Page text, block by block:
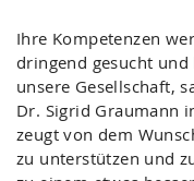
Ihre Kompetenzen
dringend gesucht
unsere Gesellschaft,
Dr. Sigrid Graumann
zeugt von dem
zu unterstützen und